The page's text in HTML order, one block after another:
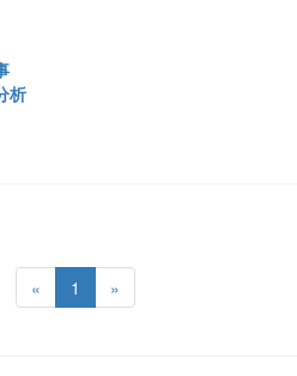
析
« 1 »